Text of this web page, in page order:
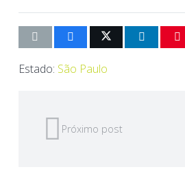
Estado: São Paulo
Próximo post